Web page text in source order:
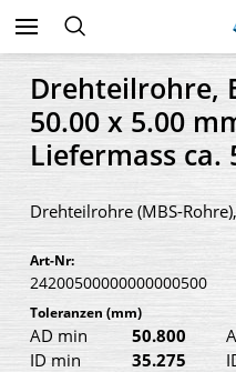
Drehteilrohre,
50.00 x 5.00
Liefermass ca.
Drehteilrohre (MBS-
Art-Nr:
24200500000000000500
Toleranzen (mm)
AD min 50.800
ID min
35.275